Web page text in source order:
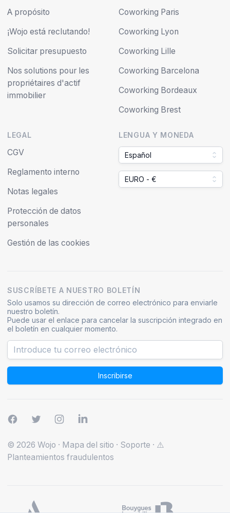
A propósito
¡Wojo está reclutando!
Solicitar presupuesto
Nos solutions pour les
propriétaires d'actif
immobilier
Coworking Paris
Coworking Lyon
Coworking Lille
Coworking Barcelona
Coworking Bordeaux
Coworking Brest
LEGAL
CGV
Reglamento interno
Notas legales
Protección de datos
personales
Gestión de las cookies
LENGUA Y MONEDA
Español
EURO - €
SUSCRÍBETE A NUESTRO BOLETÍN
Solo usamos su dirección de correo electrónico para enviarle
nuestro boletín.
Puede usar el enlace para cancelar la suscripción integrado en
el boletín en cualquier momento.
Inscribirse
© 2026 Wojo · Mapa del sitio · Soporte · ⚠️
Planteamientos fraudulentos